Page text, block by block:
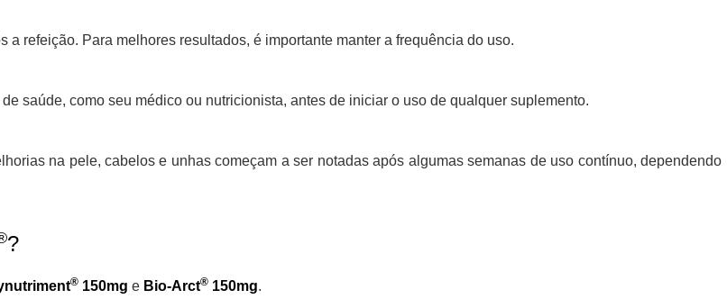
refeição. Para melhores resultados, é importante manter a frequência do uso.
saúde, como seu médico ou nutricionista, antes de iniciar o uso de qualquer suplemento.
na pele, cabelos e unhas começam a ser notadas após algumas semanas de uso contínuo, dependendo
?
® 150mg e Bio-Arct® 150mg.